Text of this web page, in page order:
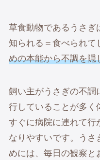
草食動物であるうさぎ
知られる＝食べられて
めの本能から不調を隠
飼い主がうさぎの不調
行していることが多く
すぐに病院に連れて行
なりやすいです。うさ
めには、毎日の観察と